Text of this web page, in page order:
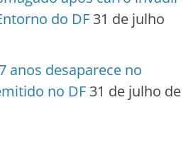
do DF 31 de julho
anos desaparece no
no DF 31 de julho de